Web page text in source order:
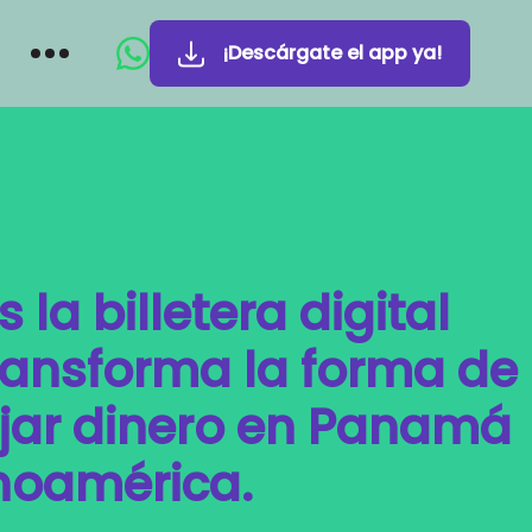
¡Descárgate el app ya!
la billetera digital
la forma de
dinero en Panamá